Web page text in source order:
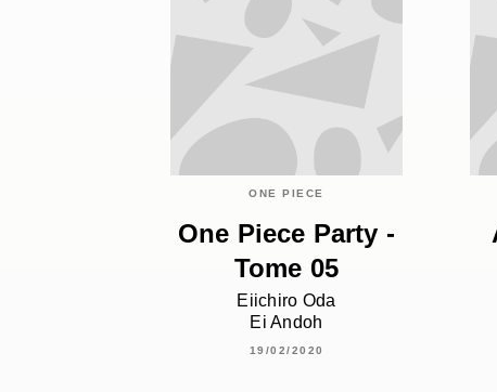
ONE PIECE
One Piece Party -
Tome 05
Eiichiro Oda
Ei Andoh
19/02/2020